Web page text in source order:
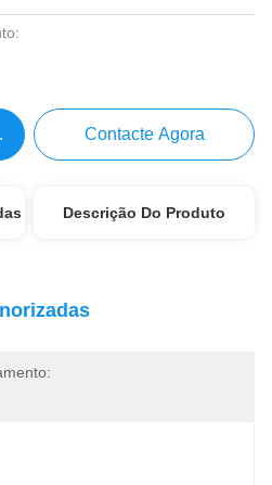
Contacte Agora
Descrição Do Produto